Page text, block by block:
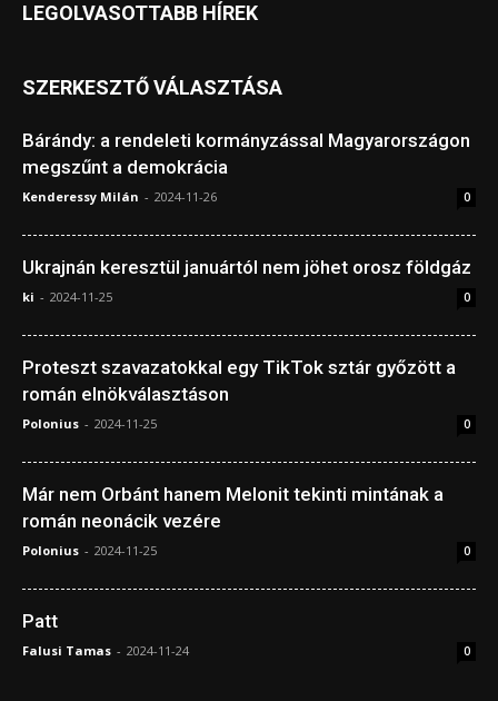
LEGOLVASOTTABB HÍREK
SZERKESZTŐ VÁLASZTÁSA
Bárándy: a rendeleti kormányzással Magyarországon
megszűnt a demokrácia
Kenderessy Milán - 2024-11-26 0
Ukrajnán keresztül januártól nem jöhet orosz földgáz
ki - 2024-11-25 0
Proteszt szavazatokkal egy TikTok sztár győzött a
román elnökválasztáson
Polonius - 2024-11-25 0
Már nem Orbánt hanem Melonit tekinti mintának a
román neonácik vezére
Polonius - 2024-11-25 0
Patt
Falusi Tamas - 2024-11-24 0